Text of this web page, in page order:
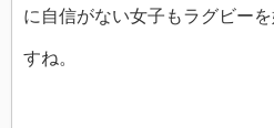
に自信がない女子もラグビー
すね。